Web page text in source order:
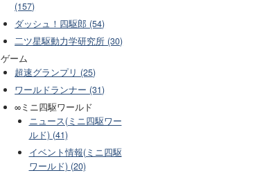
(157)
ダッシュ！四駆郎 (54)
二ツ星駆動力学研究所 (30)
ゲーム
超速グランプリ (25)
ワールドランナー (31)
∞ミニ四駆ワールド
ニュース(ミニ四駆ワー
ルド) (41)
イベント情報(ミニ四駆
ワールド) (20)